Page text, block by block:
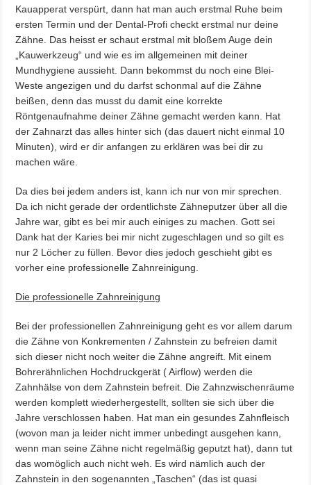
Kauapperat verspürt, dann hat man auch erstmal Ruhe beim
ersten Termin und der Dental-Profi checkt erstmal nur deine
Zähne. Das heisst er schaut erstmal mit bloßem Auge dein
„Kauwerkzeug“ und wie es im allgemeinen mit deiner
Mundhygiene aussieht. Dann bekommst du noch eine Blei-
Weste angezigen und du darfst schonmal auf die Zähne
beißen, denn das musst du damit eine korrekte
Röntgenaufnahme deiner Zähne gemacht werden kann. Hat
der Zahnarzt das alles hinter sich (das dauert nicht einmal 10
Minuten), wird er dir anfangen zu erklären was bei dir zu
machen wäre.
Da dies bei jedem anders ist, kann ich nur von mir sprechen.
Da ich nicht gerade der ordentlichste Zähneputzer über all die
Jahre war, gibt es bei mir auch einiges zu machen. Gott sei
Dank hat der Karies bei mir nicht zugeschlagen und so gilt es
nur 2 Löcher zu füllen. Bevor dies jedoch geschieht gibt es
vorher eine professionelle Zahnreinigung.
Die professionelle Zahnreinigung
Bei der professionellen Zahnreinigung geht es vor allem darum
die Zähne von Konkrementen / Zahnstein zu befreien damit
sich dieser nicht noch weiter die Zähne angreift. Mit einem
Bohrerähnlichen Hochdruckgerät ( Airflow) werden die
Zahnhälse von dem Zahnstein befreit. Die Zahnzwischenräume
werden komplett wiederhergestellt, sollten sie sich über die
Jahre verschlossen haben. Hat man ein gesundes Zahnfleisch
(wovon man ja leider nicht immer unbedingt ausgehen kann,
wenn man seine Zähne nicht regelmäßig geputzt hat), dann tut
das womöglich auch nicht weh. Es wird nämlich auch der
Zahnstein in den sogenannten „Taschen“ (das ist quasi